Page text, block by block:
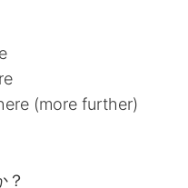
(more further)